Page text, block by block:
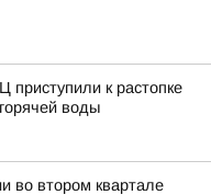
приступили к растопке
воды
во втором квартале